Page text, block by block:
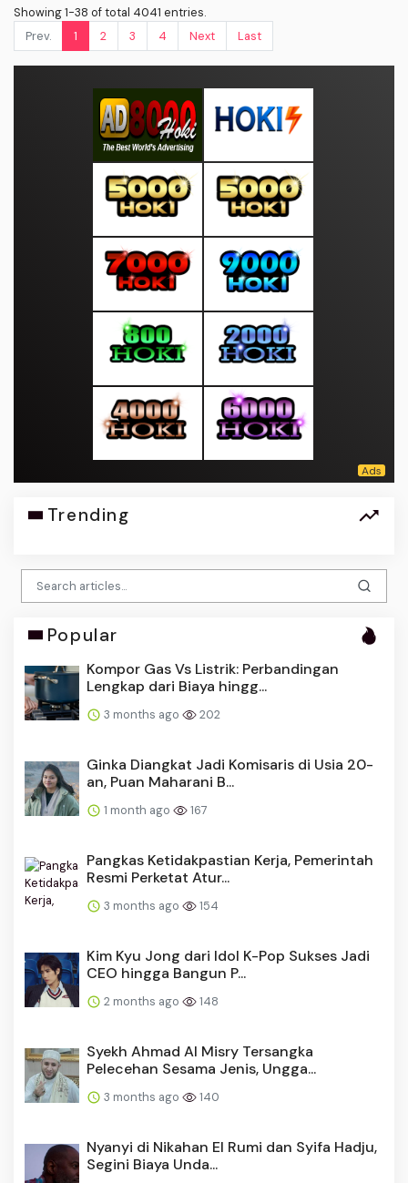
Showing 1-38 of total 4041 entries.
Prev.
1 2 3 4 Next Last
Trending
Popular
Kompor Gas Vs Listrik: Perbandingan
Lengkap dari Biaya hingg...
3 months ago 202
Ginka Diangkat Jadi Komisaris di Usia 20-
an, Puan Maharani B...
1 month ago 167
Pangkas Ketidakpastian Kerja, Pemerintah
Resmi Perketat Atur...
3 months ago 154
Kim Kyu Jong dari Idol K-Pop Sukses Jadi
CEO hingga Bangun P...
2 months ago 148
Syekh Ahmad Al Misry Tersangka
Pelecehan Sesama Jenis, Ungga...
3 months ago 140
Nyanyi di Nikahan El Rumi dan Syifa Hadju,
Segini Biaya Unda...